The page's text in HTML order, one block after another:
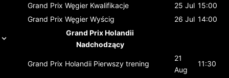
Grand Prix Węgier Kwalifikacje 25 Jul 15:00
Grand Prix Węgier Wyścig 26 Jul 14:00
Grand Prix Holandii
Nadchodzący
Grand Prix Holandii Pierwszy trening
21
Aug
11:30